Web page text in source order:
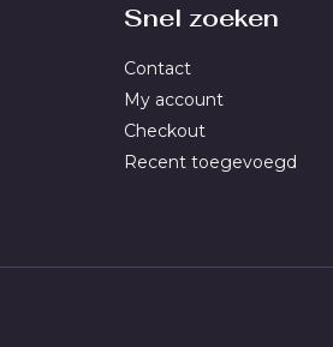
Snel zoeken
Contact
My account
Checkout
Recent toegevoegd